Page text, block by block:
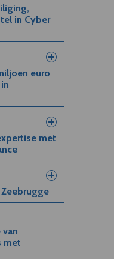
in Cyber
euro
met
met